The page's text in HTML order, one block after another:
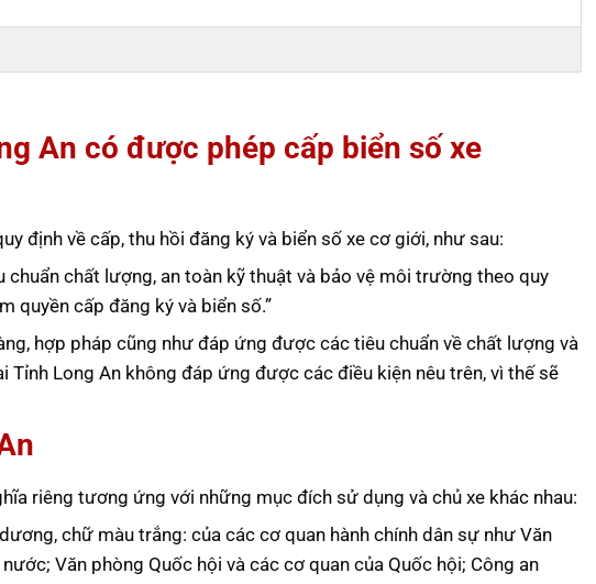
An có được phép cấp biển số xe
định về cấp, thu hồi đăng ký và biển số xe cơ giới, như sau:
chất lượng, an toàn kỹ thuật và bảo vệ môi trường theo quy
quyền cấp đăng ký và biển số.”
hợp pháp cũng như đáp ứng được các tiêu chuẩn về chất lượng và
Long An không đáp ứng được các điều kiện nêu trên, vì thế sẽ
riêng tương ứng với những mục đích sử dụng và chủ xe khác nhau:
chữ màu trắng: của các cơ quan hành chính dân sự như Văn
Văn phòng Quốc hội và các cơ quan của Quốc hội; Công an